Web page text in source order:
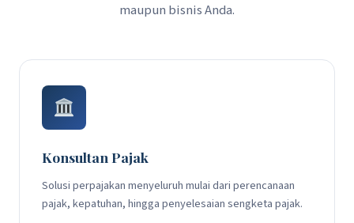
maupun bisnis Anda.
Konsultan Pajak
Solusi perpajakan menyeluruh mulai dari perencanaan
pajak, kepatuhan, hingga penyelesaian sengketa pajak.